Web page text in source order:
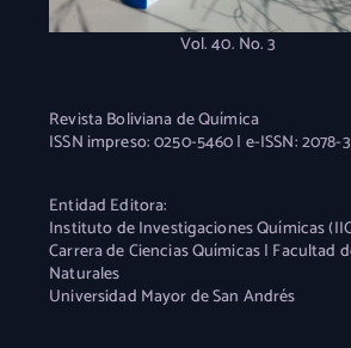
Vol. 40. No. 3
Revista Boliviana de Química
ISSN impreso: 0250-5460 | e-ISSN: 2078-
Entidad Editora:
Instituto de Investigaciones Químicas
Carrera de Ciencias Químicas | Facultad
Naturales
Universidad Mayor de San Andrés